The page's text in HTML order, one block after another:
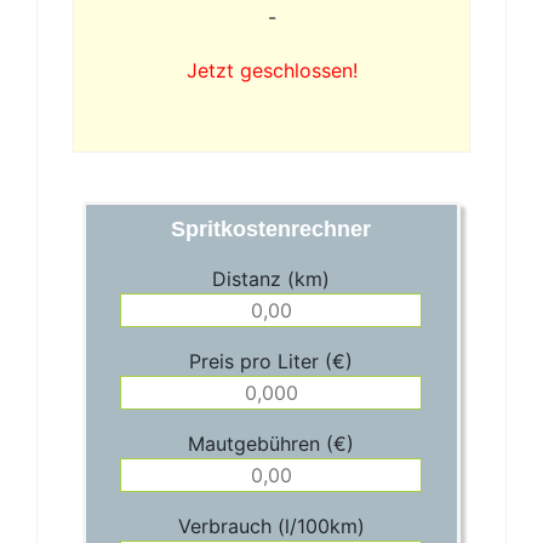
-
Jetzt geschlossen!
Spritkostenrechner
Distanz (km)
Preis pro Liter (€)
Mautgebühren (€)
Verbrauch (l/100km)